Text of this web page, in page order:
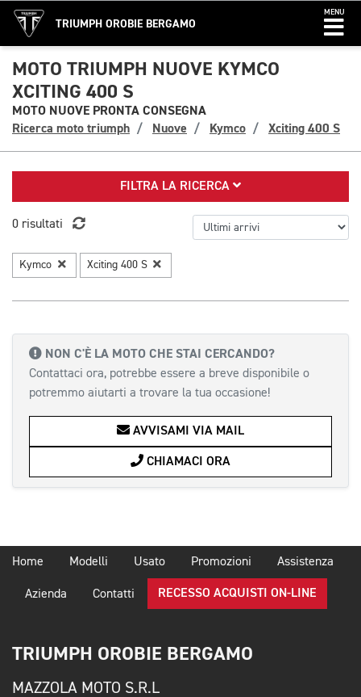
TRIUMPH OROBIE BERGAMO
MENU
MOTO TRIUMPH NUOVE KYMCO
XCITING 400 S
MOTO NUOVE PRONTA CONSEGNA
Ricerca moto triumph
Nuove Kymco Xciting 400 S
FILTRA LA RICERCA
0 risultati
Kymco Xciting 400 S
NON C'È LA MOTO CHE STAI CERCANDO?
Contattaci ora, potrebbe essere a breve disponibile o
potremmo aiutarti a trovare la tua occasione!
AVVISAMI VIA MAIL
CHIAMACI ORA
Home Modelli Usato Promozioni Assistenza
Azienda Contatti RECESSO ACQUISTI ON-LINE
TRIUMPH OROBIE BERGAMO
MAZZOLA MOTO S.R.L